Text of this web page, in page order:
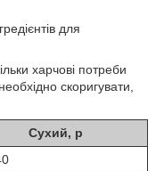
для
харчові потреби
скоригувати,
Сухий, р